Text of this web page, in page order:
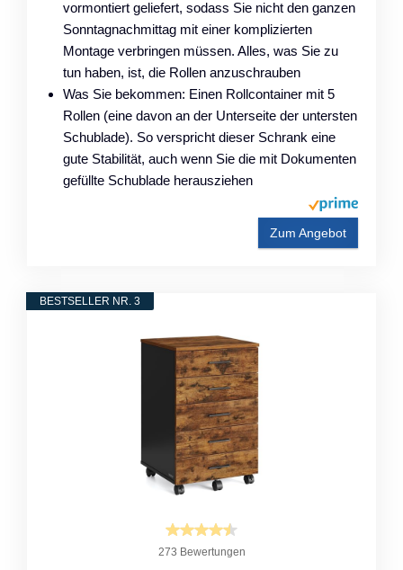
vormontiert geliefert, sodass Sie nicht den ganzen
Sonntagnachmittag mit einer komplizierten
Montage verbringen müssen. Alles, was Sie zu
tun haben, ist, die Rollen anzuschrauben
Was Sie bekommen: Einen Rollcontainer mit 5
Rollen (eine davon an der Unterseite der untersten
Schublade). So verspricht dieser Schrank eine
gute Stabilität, auch wenn Sie die mit Dokumenten
gefüllte Schublade herausziehen
Zum Angebot
BESTSELLER NR. 3
273 Bewertungen